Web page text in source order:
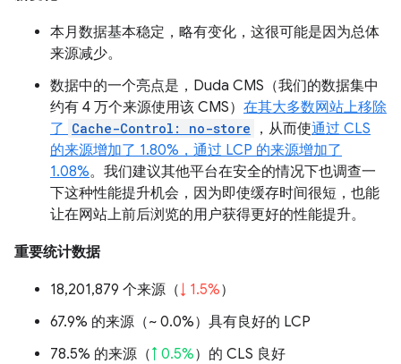
本月数据基本稳定，略有变化，这很可能是因为总体
来源减少。
数据中的一个亮点是，Duda CMS（我们的数据集中
约有 4 万个来源使用该 CMS） 在其大多数网站上移除
了 Cache-Control: no-store ，从而使通过 CLS
的来源增加了 1.80%，通过 LCP 的来源增加了
1.08%。我们建议其他平台在安全的情况下也调查一
下这种性能提升机会，因为即使缓存时间很短，也能
让在网站上前后浏览的用户获得更好的性能提升。
重要统计数据
18,201,879 个来源（↓ 1.5%）
67.9% 的来源（~ 0.0%）具有良好的 LCP
78.5% 的来源（↑ 0.5%）的 CLS 良好